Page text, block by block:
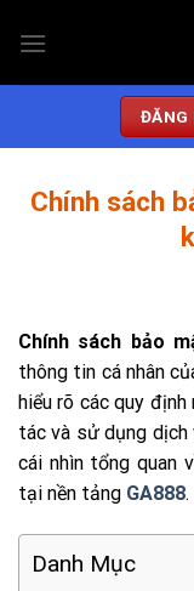
ĐĂNG
Chính sách
Chính sách bảo
thông tin cá nhân
hiểu rõ các quy
tác và sử dụng
cái nhìn tổng quan
tại nền tảng GA888.
Danh Mục